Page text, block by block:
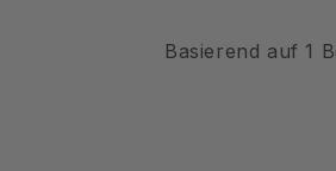
Basierend auf 1